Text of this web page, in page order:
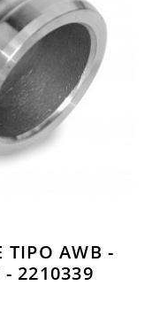
TIPO AWB -
2210339